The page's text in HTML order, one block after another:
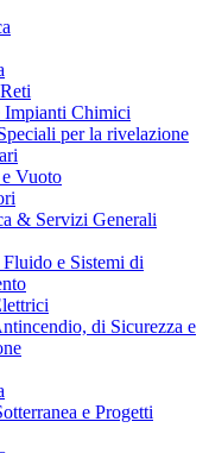
Impianti Chimici
per la rivelazione
Vuoto
& Servizi Generali
e Sistemi di
di Sicurezza e
e Progetti